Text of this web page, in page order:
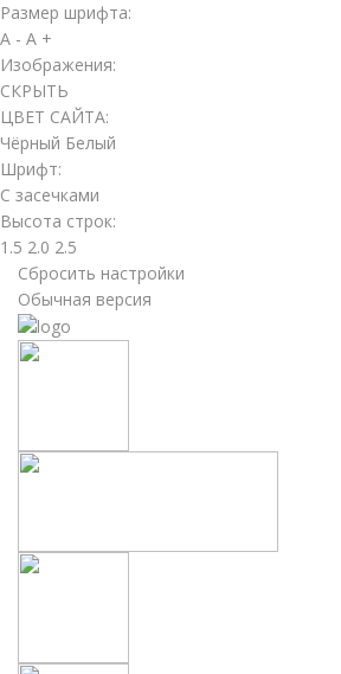
Размер шрифта:
A - A +
Изображения:
СКРЫТЬ
ЦВЕТ САЙТА:
Чёрный Белый
Шрифт:
С засечками
Высота строк:
1.5 2.0 2.5
Сбросить настройки
Обычная версия